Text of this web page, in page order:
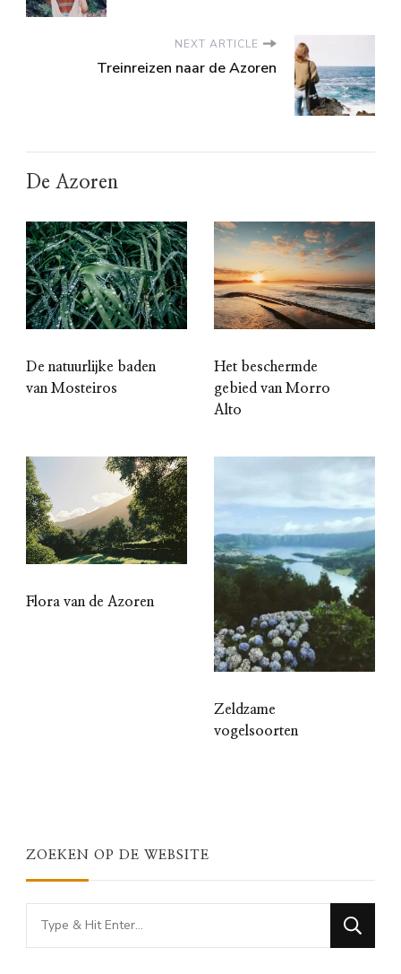
NEXT ARTICLE
Treinreizen naar de Azoren
De Azoren
De natuurlijke baden
van Mosteiros
Het beschermde
gebied van Morro
Alto
Flora van de Azoren
Zeldzame
vogelsoorten
ZOEKEN OP DE WEBSITE
Looking
for